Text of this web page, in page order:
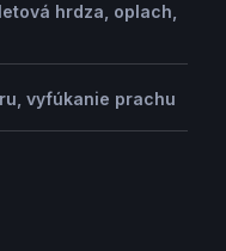
hrdza, oplach,
vyfúkanie prachu